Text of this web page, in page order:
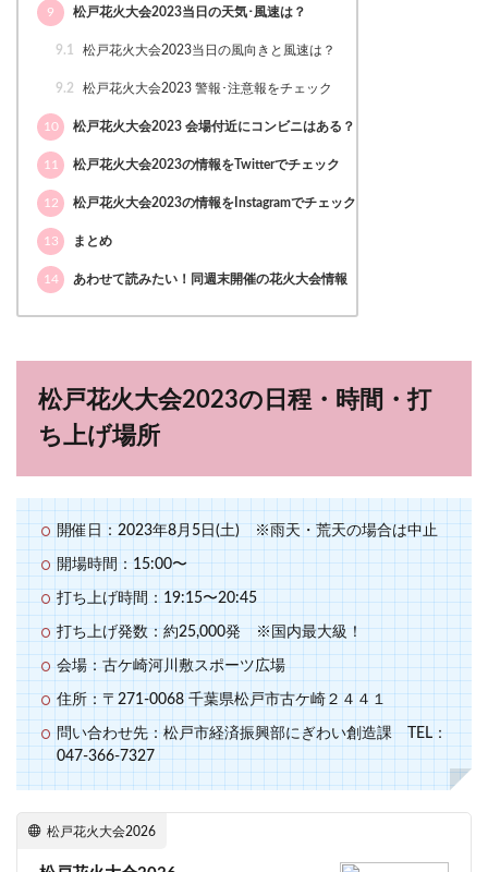
9 松戸花火大会2023当日の天気･風速は？
9.1 松戸花火大会2023当日の風向きと風速は？
9.2 松戸花火大会2023 警報･注意報をチェック
10 松戸花火大会2023 会場付近にコンビニはある？
11 松戸花火大会2023の情報をTwitterでチェック
12 松戸花火大会2023の情報をInstagramでチェック
13 まとめ
14 あわせて読みたい！同週末開催の花火大会情報
松戸花火大会2023の日程・時間・打
ち上げ場所
開催日：2023年8月5日(土) ※雨天・荒天の場合は中止
開場時間：15:00〜
打ち上げ時間：19:15〜20:45
打ち上げ発数：約25,000発 ※国内最大級！
会場：古ケ崎河川敷スポーツ広場
住所：〒271-0068 千葉県松戸市古ケ崎２４４１
問い合わせ先：松戸市経済振興部にぎわい創造課 TEL：
047-366-7327
松戸花火大会2026